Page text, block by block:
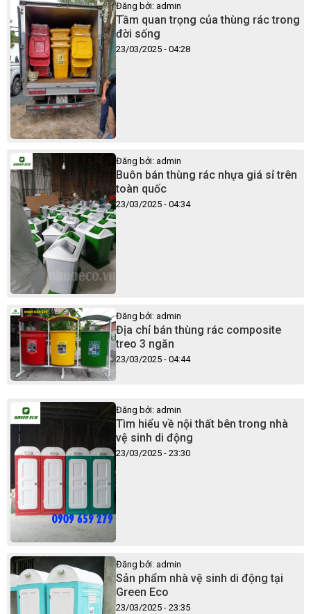
Đăng bởi: admin
Tầm quan trọng của thùng rác trong
đời sống
23/03/2025 - 04:28
Đăng bởi: admin
Buôn bán thùng rác nhựa giá sỉ trên
toàn quốc
23/03/2025 - 04:34
Đăng bởi: admin
Địa chỉ bán thùng rác composite
treo 3 ngăn
23/03/2025 - 04:44
Đăng bởi: admin
Tìm hiểu về nội thất bên trong nhà
vệ sinh di động
23/03/2025 - 23:30
Đăng bởi: admin
Sản phẩm nhà vệ sinh di động tại
Green Eco
23/03/2025 - 23:35